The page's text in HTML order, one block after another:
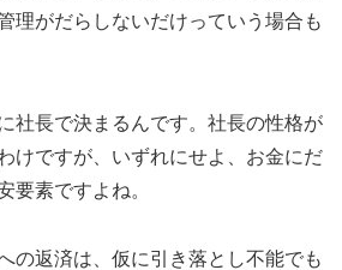
理がだらしないだけっていう場合も
社長で決まるんです。社長の性格が
けですが、いずれにせよ、お金にだ
要素ですよね。
の返済は、仮に引き落とし不能でも